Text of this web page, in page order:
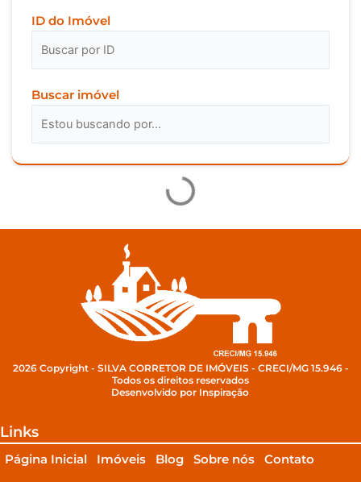
ID do Imóvel
Buscar imóvel
2026 Copyright - SILVA CORRETOR DE IMÓVEIS - CRECI/MG 15.946 -
Todos os direitos reservados
Desenvolvido por Inspiração
Links
Página Inicial Imóveis Blog Sobre nós Contato